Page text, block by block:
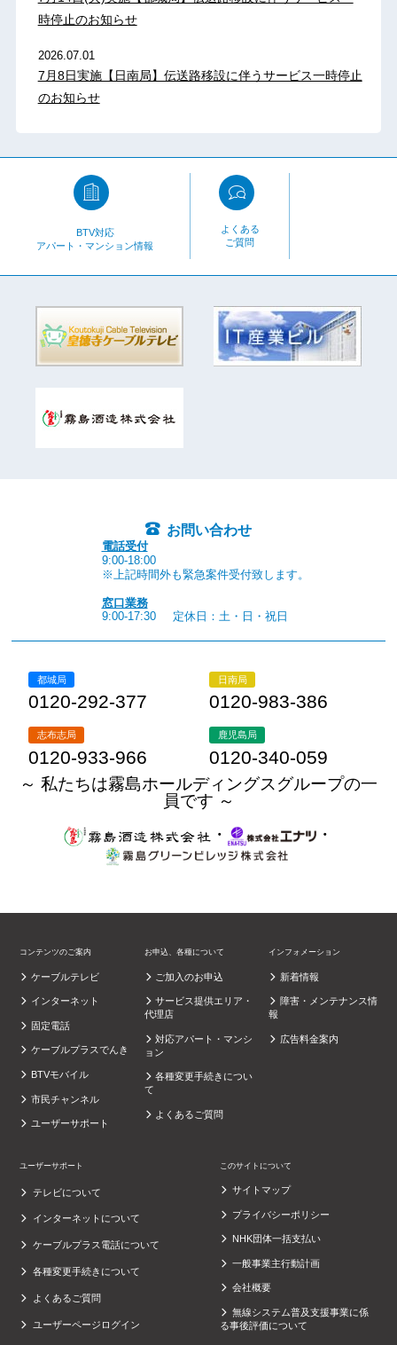
時停止のお知らせ
2026.07.01
7月8日実施【日南局】伝送路移設に伴うサービス一時停止
のお知らせ
BTV対応
アパート・マンション情報
よくある
ご質問
お問い合わせ
電話受付
9:00-18:00
※上記時間外も緊急案件受付致します。
窓口業務
9:00-17:30
定休日：土・日・祝日
都城局
0120-292-377
日南局
0120-983-386
志布志局
0120-933-966
鹿児島局
0120-340-059
～ 私たちは霧島ホールディングスグループの一
員です ～
・
・
コンテンツのご案内
ケーブルテレビ
インターネット
固定電話
ケーブルプラスでんき
BTVモバイル
市民チャンネル
ユーザーサポート
お申込、各種について
ご加入のお申込
サービス提供エリア・
代理店
対応アパート・マンシ
ョン
各種変更手続きについ
て
よくあるご質問
インフォメーション
新着情報
障害・メンテナンス情
報
広告料金案内
ユーザーサポート
テレビについて
インターネットについて
ケーブルプラス電話について
各種変更手続きについて
よくあるご質問
ユーザーページログイン
このサイトについて
サイトマップ
プライバシーポリシー
NHK団体一括支払い
一般事業主行動計画
会社概要
無線システム普及支援事業に係
る事後評価について